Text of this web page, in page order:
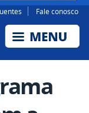
Fale conosco